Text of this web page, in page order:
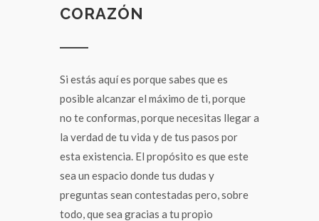
CORAZÓN
Si estás aquí es porque sabes que es
posible alcanzar el máximo de ti, porque
no te conformas, porque necesitas llegar a
la verdad de tu vida y de tus pasos por
esta existencia. El propósito es que este
sea un espacio donde tus dudas y
preguntas sean contestadas pero, sobre
todo, que sea gracias a tu propio